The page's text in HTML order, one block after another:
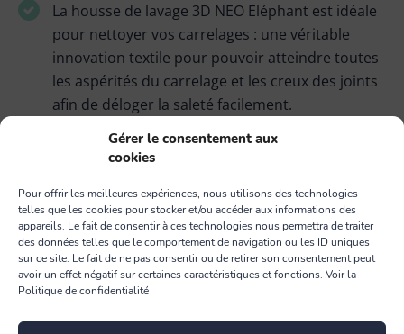
Gérer le consentement aux
cookies
Pour offrir les meilleures expériences, nous utilisons des technologies
telles que les cookies pour stocker et/ou accéder aux informations des
appareils. Le fait de consentir à ces technologies nous permettra de traiter
des données telles que le comportement de navigation ou les ID uniques
sur ce site. Le fait de ne pas consentir ou de retirer son consentement peut
avoir un effet négatif sur certaines caractéristiques et fonctions. Voir la
Politique de confidentialité
La housse de lavage 3D NEO Eléphant est idéale
pour nettoyer vos carrelages : une véritable
innovation textile pour pouvoir atteindre toutes
les aspérités du carrelage et les creux des joints
afin de déloger la saleté facilement.
Cette housse à plis bénéficie d’un envers velcro
et d’une ganse qui lui permettent de bien
adhérer à la platine lors du lavage des sols.
Elle se clipse très facilement sur la platine grâce
au système exclusif « Easy Clip » : une fixation
rapide et longue tenue !